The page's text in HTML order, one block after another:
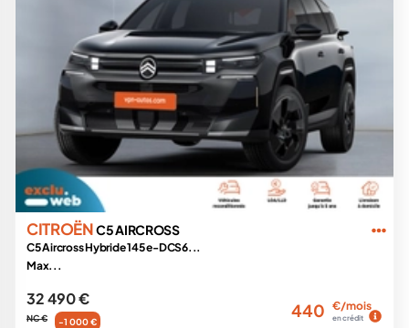
CITROËNC5 AIRCROSS
C5 Aircross Hybride 145 e-DCS6...
Max...
32 490 €
NC € -1 000 €
440 €/mois
en crédit